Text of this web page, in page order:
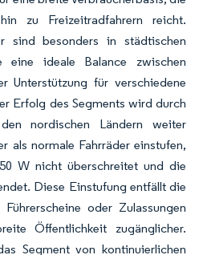
zu Freizeitradfahrern reicht.
sind besonders in städtischen
ideale Balance zwischen
Unterstützung für verschiedene
Erfolg des Segments wird durch
nordischen Ländern weiter
als normale Fahrräder einstufen,
W nicht überschreitet und die
Diese Einstufung entfällt die
oder Zulassungen
Öffentlichkeit zugänglicher.
Segment von kontinuierlichen